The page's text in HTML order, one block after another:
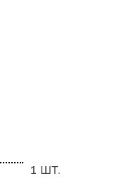
1 шт.